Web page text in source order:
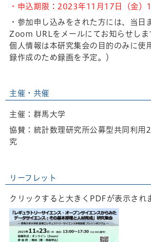
・申込期限：2023年11月17日（金）
・参加申し込みをされた方には、当日
Zoom URLをメールにてお知らせしま
個人情報は本研究集会の目的のみに使
録作成のため録画を予定。）
主催・共催
主催：群馬大学
協賛：統計数理研究所公募型共同利用
究
リーフレット
クリックすると大きくPDFが表示され